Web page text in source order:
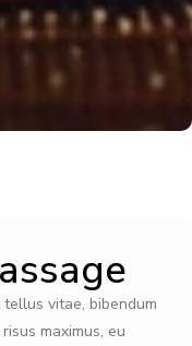
vitae, bibendum
maximus, eu